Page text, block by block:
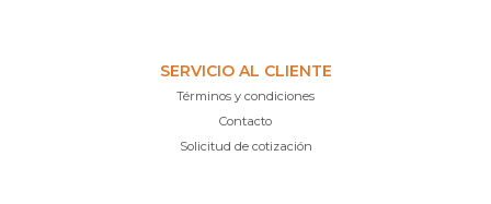
SERVICIO AL CLIENTE
Términos y condiciones
Contacto
Solicitud de cotización